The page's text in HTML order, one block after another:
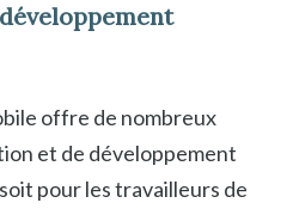
offre de nombreux
et de développement
pour les travailleurs de